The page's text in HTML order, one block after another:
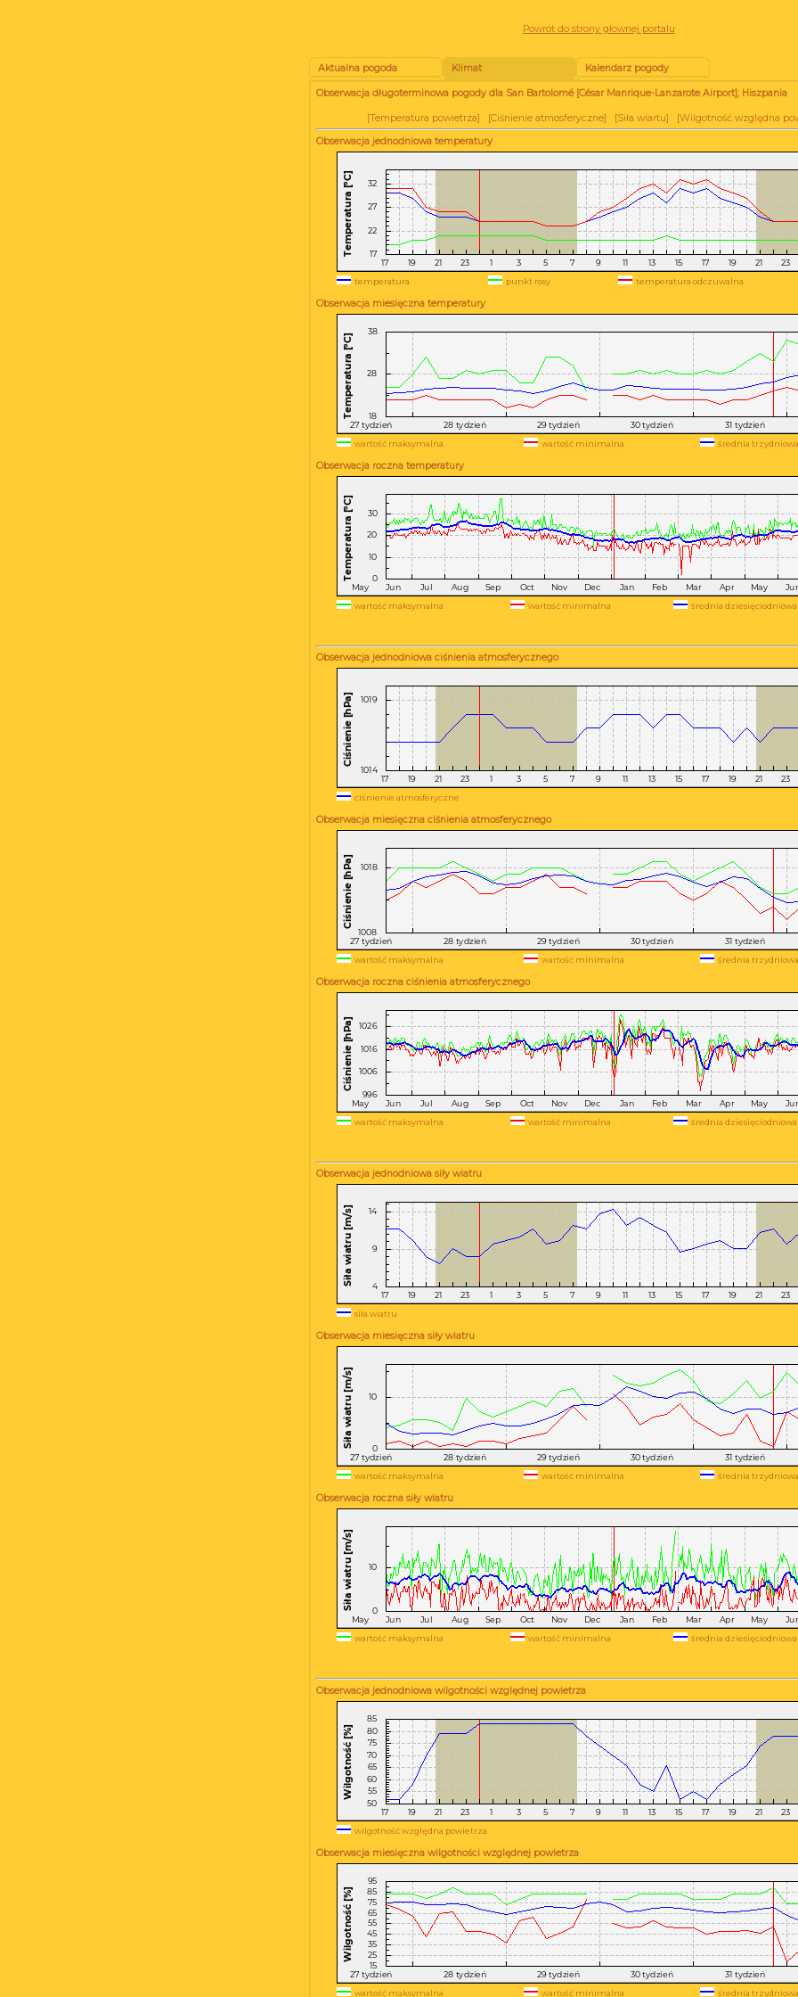
Powrót do strony głownej portalu
Aktualna pogoda Klimat Kalendarz pogody
Obserwacja długoterminowa pogody dla San Bartolomé [César Manrique-Lanzarote Airport]; Hiszpania
[Temperatura powietrza] [Ciśnienie atmosferyczne] [Siła wiartu] [Wilgotność względna
Obserwacja jednodniowa temperatury
temperatura punkt rosy temperatura odczuwalna
Obserwacja miesięczna temperatury
wartość maksymalna wartość minimalna średnia trzydniowa
Obserwacja roczna temperatury
wartość maksymalna wartość minimalna średnia dziesięciodniowa
Obserwacja jednodniowa ciśnienia atmosferycznego
ciśnienie atmosferyczne
Obserwacja miesięczna ciśnienia atmosferycznego
wartość maksymalna wartość minimalna średnia trzydniowa
Obserwacja roczna ciśnienia atmosferycznego
wartość maksymalna wartość minimalna średnia dziesięciodniowa
Obserwacja jednodniowa siły wiatru
siła wiatru
Obserwacja miesięczna siły wiatru
wartość maksymalna wartość minimalna średnia trzydniowa
Obserwacja roczna siły wiatru
wartość maksymalna wartość minimalna średnia dziesięciodniowa
Obserwacja jednodniowa wilgotności względnej powietrza
wilgotność względna powietrza
Obserwacja miesięczna wilgotności względnej powietrza
wartość maksymalna wartość minimalna średnia trzydniowa